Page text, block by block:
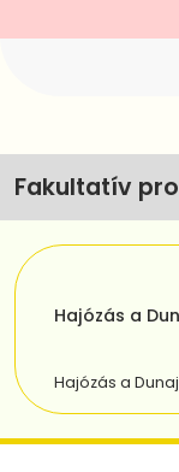
Fakultatív
Hajózás a